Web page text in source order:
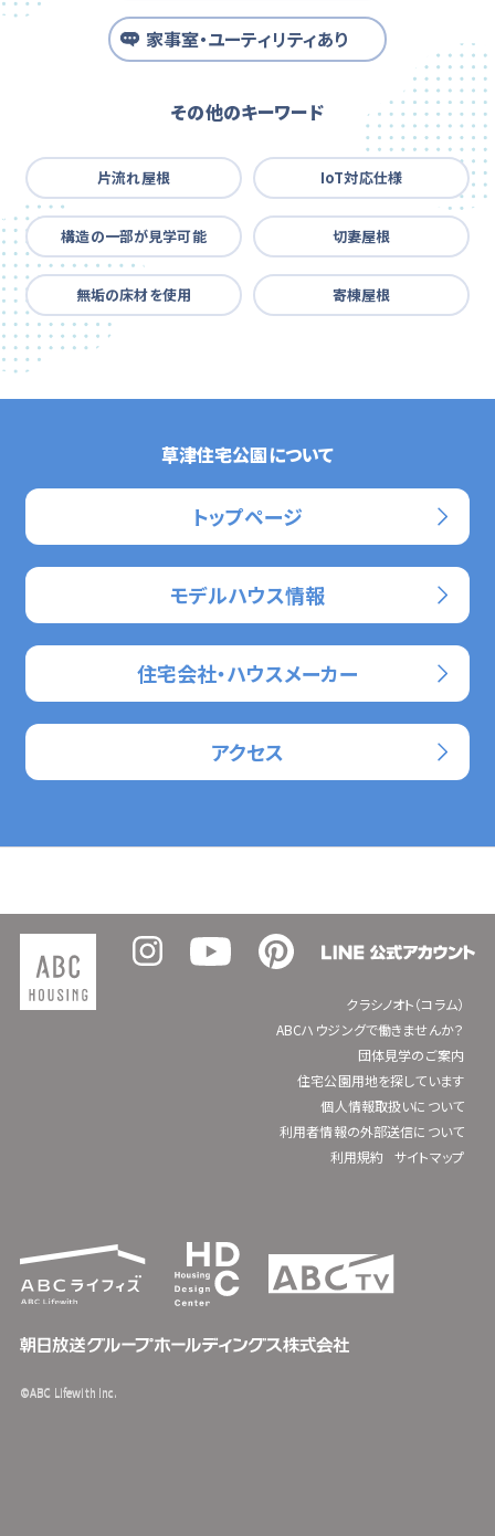
家事室・ユーティリティあり
その他のキーワード
片流れ屋根 IoT対応仕様
構造の一部が見学可能 切妻屋根
無垢の床材を使用 寄棟屋根
草津住宅公園について
トップページ
モデルハウス情報
住宅会社・ハウスメーカー
アクセス
クラシノオト（コラム）
ABCハウジングで働きませんか？
団体見学のご案内
住宅公園用地を探しています
個人情報取扱いについて
利用者情報の外部送信について
利用規約
サイトマップ
©ABC Lifewith Inc.